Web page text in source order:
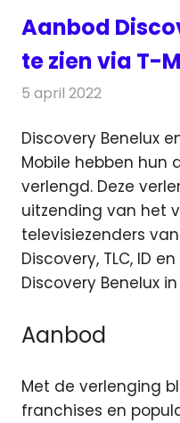
Aanbod
te zien via T-
5 april 2022
Discovery Benelux
Mobile hebben hun
verlengd. Deze
uitzending van het
televisiezenders
Discovery, TLC, ID
Discovery Benelux
Aanbod
Met de verlenging
franchises en